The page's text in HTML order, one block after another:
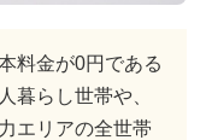
料金が0円である
暮らし世帯や、
エリアの全世帯